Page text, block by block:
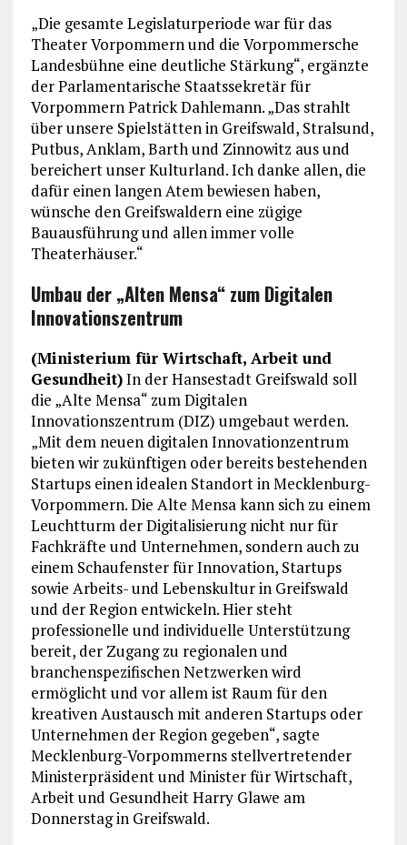
„Die gesamte Legislaturperiode war für das
Theater Vorpommern und die Vorpommersche
Landesbühne eine deutliche Stärkung“, ergänzte
der Parlamentarische Staatssekretär für
Vorpommern Patrick Dahlemann. „Das strahlt
über unsere Spielstätten in Greifswald, Stralsund,
Putbus, Anklam, Barth und Zinnowitz aus und
bereichert unser Kulturland. Ich danke allen, die
dafür einen langen Atem bewiesen haben,
wünsche den Greifswaldern eine zügige
Bauausführung und allen immer volle
Theaterhäuser.“
Umbau der „Alten Mensa“ zum Digitalen
Innovationszentrum
(Ministerium für Wirtschaft, Arbeit und
Gesundheit)In der Hansestadt Greifswald soll
die „Alte Mensa“ zum Digitalen
Innovationszentrum (DIZ) umgebaut werden.
„Mit dem neuen digitalen Innovationzentrum
bieten wir zukünftigen oder bereits bestehenden
Startups einen idealen Standort in Mecklenburg-
Vorpommern. Die Alte Mensa kann sich zu einem
Leuchtturm der Digitalisierung nicht nur für
Fachkräfte und Unternehmen, sondern auch zu
einem Schaufenster für Innovation, Startups
sowie Arbeits- und Lebenskultur in Greifswald
und der Region entwickeln. Hier steht
professionelle und individuelle Unterstützung
bereit, der Zugang zu regionalen und
branchenspezifischen Netzwerken wird
ermöglicht und vor allem ist Raum für den
kreativen Austausch mit anderen Startups oder
Unternehmen der Region gegeben“, sagte
Mecklenburg-Vorpommerns stellvertretender
Ministerpräsident und Minister für Wirtschaft,
Arbeit und Gesundheit Harry Glawe am
Donnerstag in Greifswald.